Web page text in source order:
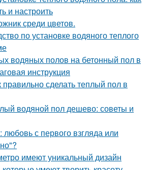
и настроить
среди цветов.
по установке водяного теплого
водяных полов на бетонный пол в
инструкция
сделать теплый пол в
водяной пол дешево: советы и
любовь с первого взгляда или
имеют уникальный дизайн